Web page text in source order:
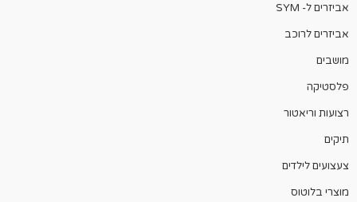
אביזרים ל- SYM
אביזרים לרוכב
מושבים
פלסטיקה
רצועות וריאטור
תיקים
צעצועים לילדים
מוצרי בלוטוס